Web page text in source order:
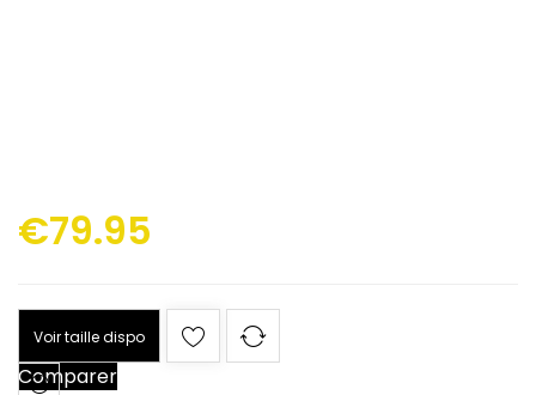
€79.95
Voir taille dispo
Comparer